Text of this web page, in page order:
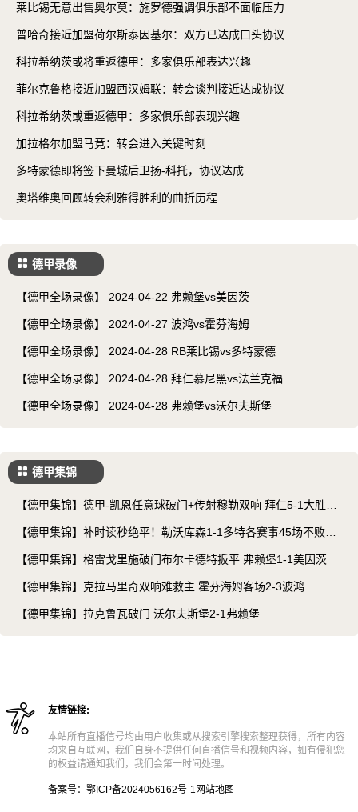
莱比锡无意出售奥尔莫：施罗德强调俱乐部不面临压力
普哈奇接近加盟荷尔斯泰因基尔：双方已达成口头协议
科拉希纳茨或将重返德甲：多家俱乐部表达兴趣
菲尔克鲁格接近加盟西汉姆联：转会谈判接近达成协议
科拉希纳茨或重返德甲：多家俱乐部表现兴趣
加拉格尔加盟马竞：转会进入关键时刻
多特蒙德即将签下曼城后卫扬-科托，协议达成
奥塔维奥回顾转会利雅得胜利的曲折历程
德甲录像
【德甲全场录像】 2024-04-22 弗赖堡vs美因茨
【德甲全场录像】 2024-04-27 波鸿vs霍芬海姆
【德甲全场录像】 2024-04-28 RB莱比锡vs多特蒙德
【德甲全场录像】 2024-04-28 拜仁慕尼黑vs法兰克福
【德甲全场录像】 2024-04-28 弗赖堡vs沃尔夫斯堡
德甲集锦
【德甲集锦】德甲-凯恩任意球破门+传射穆勒双响 拜仁5-1大胜柏
【德甲集锦】补时读秒绝平！勒沃库森1-1多特各赛事45场不败&
【德甲集锦】格雷戈里施破门布尔卡德特扳平 弗赖堡1-1美因茨
【德甲集锦】克拉马里奇双响难救主 霍芬海姆客场2-3波鸿
【德甲集锦】拉克鲁瓦破门 沃尔夫斯堡2-1弗赖堡
友情链接:
本站所有直播信号均由用户收集或从搜索引擎搜索整理获得，所有内容
均来自互联网，我们自身不提供任何直播信号和视频内容，如有侵犯您
的权益请通知我们，我们会第一时间处理。
备案号：鄂ICP备2024056162号-1 网站地图